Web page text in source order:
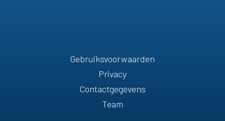
Gebruiksvoorwaarden
Privacy
Contactgegevens
Team